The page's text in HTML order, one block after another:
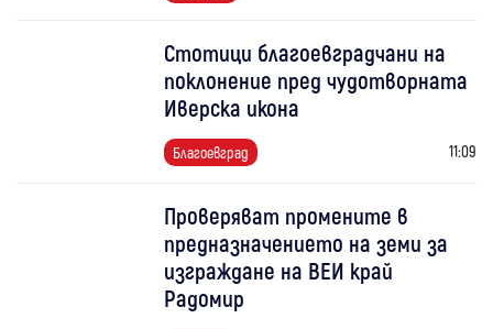
Стотици благоевградчани на
поклонение пред чудотворната
Иверска икона
Благоевград 11:09
Проверяват промените в
предназначението на земи за
изграждане на ВЕИ край
Радомир